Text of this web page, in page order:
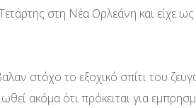
στη Νέα Ορλεάνη και είχε
στόχο το εξοχικό σπίτι του
ακόμα ότι πρόκειται για